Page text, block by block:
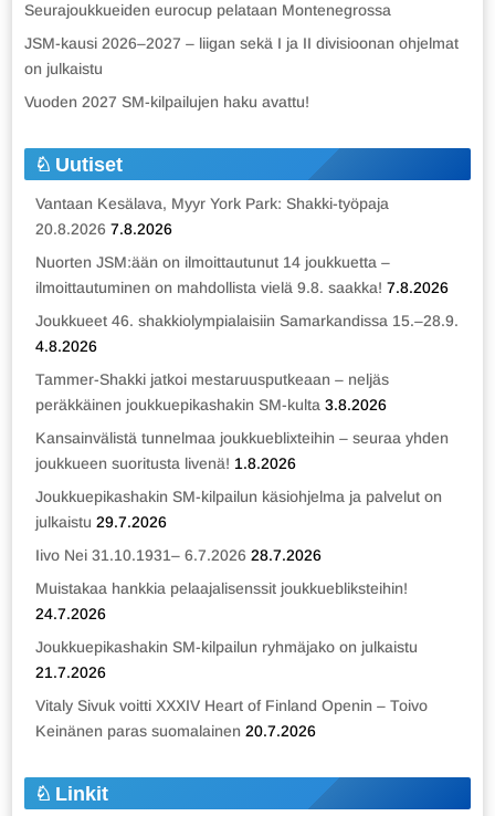
Seurajoukkueiden eurocup pelataan Montenegrossa
JSM-kausi 2026–2027 – liigan sekä I ja II divisioonan ohjelmat
on julkaistu
Vuoden 2027 SM-kilpailujen haku avattu!
Uutiset
Vantaan Kesälava, Myyr York Park: Shakki-työpaja
20.8.2026 7.8.2026
Nuorten JSM:ään on ilmoittautunut 14 joukkuetta –
ilmoittautuminen on mahdollista vielä 9.8. saakka! 7.8.2026
Joukkueet 46. shakkiolympialaisiin Samarkandissa 15.–28.9.
4.8.2026
Tammer-Shakki jatkoi mestaruusputkeaan – neljäs
peräkkäinen joukkuepikashakin SM-kulta 3.8.2026
Kansainvälistä tunnelmaa joukkueblixteihin – seuraa yhden
joukkueen suoritusta livenä! 1.8.2026
Joukkuepikashakin SM-kilpailun käsiohjelma ja palvelut on
julkaistu 29.7.2026
Iivo Nei 31.10.1931– 6.7.2026 28.7.2026
Muistakaa hankkia pelaajalisenssit joukkuebliksteihin!
24.7.2026
Joukkuepikashakin SM-kilpailun ryhmäjako on julkaistu
21.7.2026
Vitaly Sivuk voitti XXXIV Heart of Finland Openin – Toivo
Keinänen paras suomalainen 20.7.2026
Linkit